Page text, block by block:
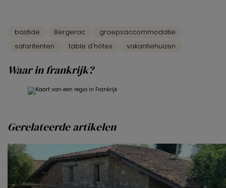
bastide Bergerac
groepsaccommodatie
safaritenten
table d'hôtes vakantiehuizen
Waar in frankrijk?
Gerelateerde artikelen